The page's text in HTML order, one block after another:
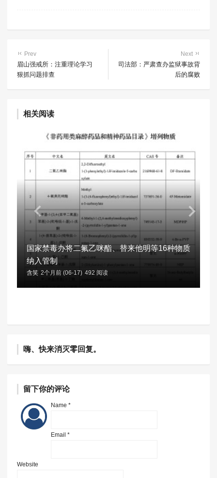
Prev
眉山强戒所：注重理论学习
狠抓问题排查
Next
司法部：严肃查办监狱事故背
后的腐败
相关阅读
国家禁毒办将二氟乙咪酯、替来他明等16种物质
纳入管制
含笑 2个月前 (06-17) 492 阅读
嗨、快来消灭零回复。
留下你的评论
Name *
Email *
Website